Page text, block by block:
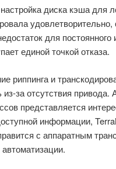
диска кэша для
удовлетворительно,
для постоянного
единой точкой отказа.
риппинга и
из-за отсутствия привода.
представляется
информации,
с аппаратным